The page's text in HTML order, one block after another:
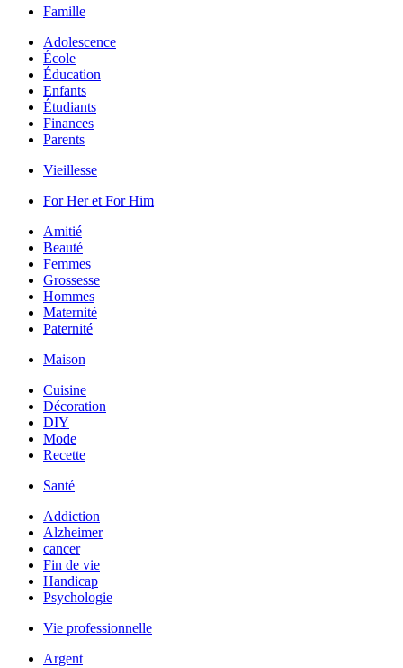
Famille
Adolescence
École
Éducation
Enfants
Étudiants
Finances
Parents
Vieillesse
For Her et For Him
Amitié
Beauté
Femmes
Grossesse
Hommes
Maternité
Paternité
Maison
Cuisine
Décoration
DIY
Mode
Recette
Santé
Addiction
Alzheimer
cancer
Fin de vie
Handicap
Psychologie
Vie professionnelle
Argent